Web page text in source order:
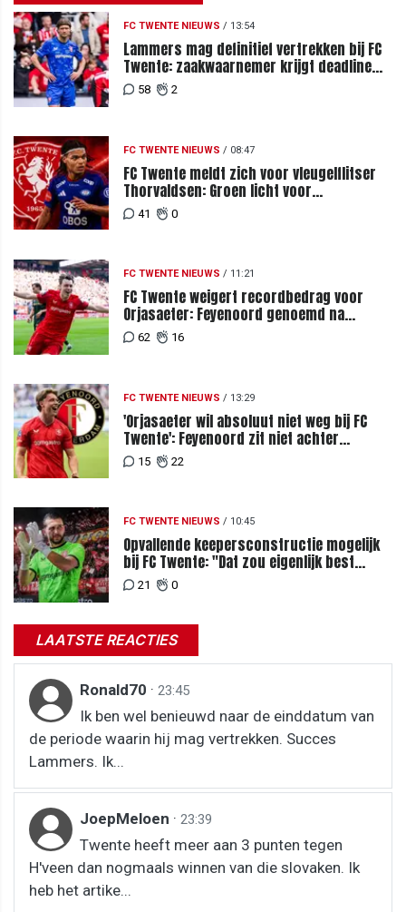
FC TWENTE NIEUWS / 13:54
Lammers mag definitief vertrekken bij FC
Twente: zaakwaarnemer krijgt deadline
vanwege komst vervanger
58 2
FC TWENTE NIEUWS / 08:47
FC Twente meldt zich voor vleugelflitser
Thorvaldsen: Groen licht voor
miljoenenbod
41 0
FC TWENTE NIEUWS / 11:21
FC Twente weigert recordbedrag voor
Orjasaeter: Feyenoord genoemd na
megabod
62 16
FC TWENTE NIEUWS / 13:29
'Orjasaeter wil absoluut niet weg bij FC
Twente': Feyenoord zit niet achter
recordbod
15 22
FC TWENTE NIEUWS / 10:45
Opvallende keepersconstructie mogelijk
bij FC Twente: "Dat zou eigenlijk best
kunnen"
21 0
LAATSTE REACTIES
Ronald70 · 23:45
Ik ben wel benieuwd naar de einddatum van
de periode waarin hij mag vertrekken. Succes
Lammers. Ik...
JoepMeloen · 23:39
Twente heeft meer aan 3 punten tegen
H'veen dan nogmaals winnen van die slovaken. Ik
heb het artike...